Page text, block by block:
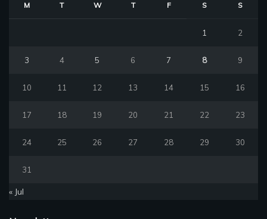
M T W T F S S
1 2
3 4 5 6 7 8 9
10 11 12 13 14 15 16
17 18 19 20 21 22 23
24 25 26 27 28 29 30
31
« Jul